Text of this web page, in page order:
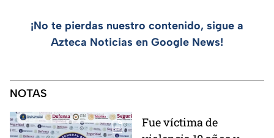
¡No te pierdas nuestro contenido, sigue a
Azteca Noticias en Google News!
NOTAS
Fue víctima de